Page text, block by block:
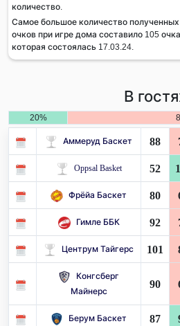
количество.
Самое большое количество
очков при игре дома составило 105
которая состоялась 17.03.24.
В
20%
Аммеруд Баскет 88
Oppsal Basket 52
Фрёйа Баскет 80
Гимле ББК 92
Центрум Тайгерс 101
Конгсберг
Майнерс
90
Берум Баскет 87